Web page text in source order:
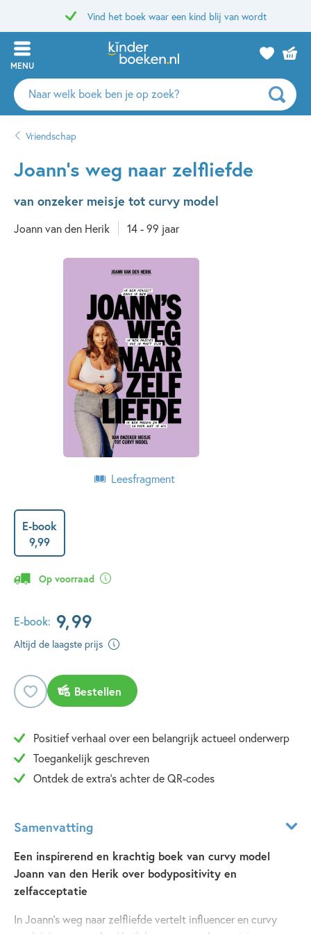
Vind het boek waar een kind blij van wordt
MENU
Zoeken
naar
auteurs
uitgevers
Vriendschap
Joann’s weg naar zelfliefde
van onzeker meisje tot curvy model
Joann van den Herik 14 - 99 jaar
Leesfragment
E-book
9,99
Op voorraad
E-book: 9,99
Altijd de laagste prijs
Bestellen
Positief verhaal over een belangrijk actueel onderwerp
Toegankelijk geschreven
Ontdek de extra's achter de QR-codes
Samenvatting
Een inspirerend en krachtig boek van curvy model
Joann van den Herik over bodypositivity en
zelfacceptatie
In Joann’s weg naar zelfliefde vertelt influencer en curvy